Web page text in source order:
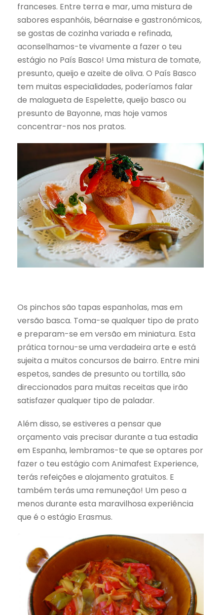
franceses. Entre terra e mar, uma mistura de
sabores espanhóis, béarnaise e gastronómicos,
se gostas de cozinha variada e refinada,
aconselhamos-te vivamente a fazer o teu
estágio no País Basco! Uma mistura de tomate,
presunto, queijo e azeite de oliva. O País Basco
tem muitas especialidades, poderíamos falar
de malagueta de Espelette, queijo basco ou
presunto de Bayonne, mas hoje vamos
concentrar-nos nos pratos.
Os pinchos são tapas espanholas, mas em
versão basca. Toma-se qualquer tipo de prato
e preparam-se em versão em miniatura. Esta
prática tornou-se uma verdadeira arte e está
sujeita a muitos concursos de bairro. Entre mini
espetos, sandes de presunto ou tortilla, são
direccionados para muitas receitas que irão
satisfazer qualquer tipo de paladar.
Além disso, se estiveres a pensar que
orçamento vais precisar durante a tua estadia
em Espanha, lembramos-te que se optares por
fazer o teu estágio com Animafest Experience,
terás refeições e alojamento gratuitos. E
também terás uma remuneção! Um peso a
menos durante esta maravilhosa experiência
que é o estágio Erasmus.